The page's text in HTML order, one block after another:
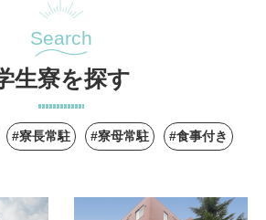
Search
生寮を探す
#寮長常駐 #寮母常駐 #食事付き